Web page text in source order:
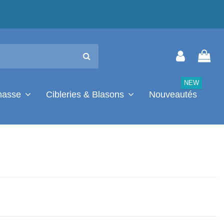
Cibleries & Blasons Nouveautés
NEW